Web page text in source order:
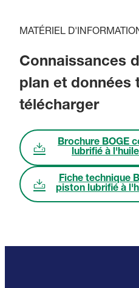
MATÉRIEL
Connaissances
plan et données
télécharger
Brochure BOGE
lubrifié à
Fiche technique
piston lubrifié à